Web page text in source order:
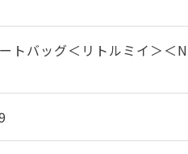
トバッグ＜リトルミイ＞＜